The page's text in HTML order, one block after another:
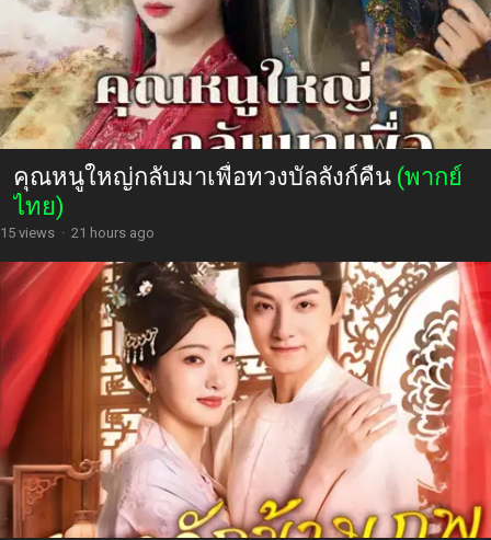
คุณหนูใหญ่กลับมาเพื่อทวงบัลลังก์คืน (พากย์
ไทย)
15 views · 21 hours ago